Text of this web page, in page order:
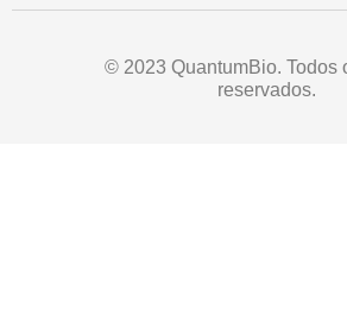
© 2023 QuantumBio. Todos
reservados.